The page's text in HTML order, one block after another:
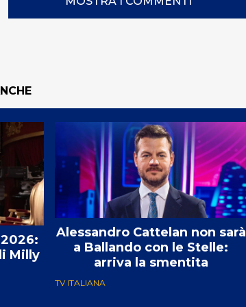
Milly
Alessandro Cattelan non sarà
a Ballando con le Stelle:
arriva la smentita
TV ITALIANA